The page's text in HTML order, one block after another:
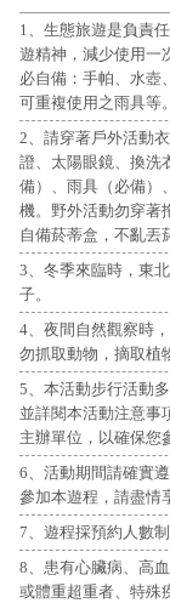
1、生態旅遊是負責
遊精神，減少使用一
必自備：手帕、水壺
可重複使用之雨具等。
2、請穿著戶外活動
證、太陽眼鏡、換洗
備）、雨具（必備）
機。野外活動勿穿著
自備菸蒂盒，不亂丟
3、冬季來臨時，東
子。
4、夜間自然觀察時
勿抓取動物，摘取植
5、本活動步行活動
並詳閱本活動注意事
主辦單位，以確保您
6、活動期間請確實
參加本遊程，請盡情
7、遊程採預約人數
8、患有心臟病、高
或體重超重者、特殊